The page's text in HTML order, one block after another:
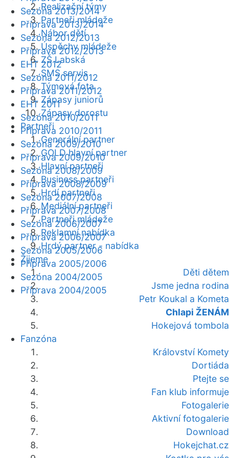
Realizační týmy
Partneři mládeže
Nábor dětí
Úspěchy mládeže
ZŠ Labská
SMS servis
Týmová fota
Zápasy juniorů
Zápasy dorostu
Partneři
Generální partner
GOLD hlavní partner
Hlavní partneři
Business partneři
Hrdí partneři
Mediální partneři
Partneři mládeže
Reklamní nabídka
Hrdý partner - nabídka
Žijeme
Děti dětem
Jsme jedna rodina
Petr Koukal a Kometa
Chlapi ŽENÁM
Hokejová tombola
Fanzóna
Království Komety
Dortiáda
Ptejte se
Fan klub informuje
Fotogalerie
Aktivní fotogalerie
Download
Hokejchat.cz
Sezóna 2013/2014
Příprava 2013/2014
Sezóna 2012/2013
Příprava 2012/2013
EHT 2012
Sezóna 2011/2012
Příprava 2011/2012
EHT 2011
Sezóna 2010/2011
Příprava 2010/2011
Sezóna 2009/2010
Příprava 2009/2010
Sezóna 2008/2009
Příprava 2008/2009
Sezóna 2007/2008
Příprava 2007/2008
Sezóna 2006/2007
Příprava 2006/2007
Sezóna 2005/2006
Příprava 2005/2006
Sezóna 2004/2005
Příprava 2004/2005